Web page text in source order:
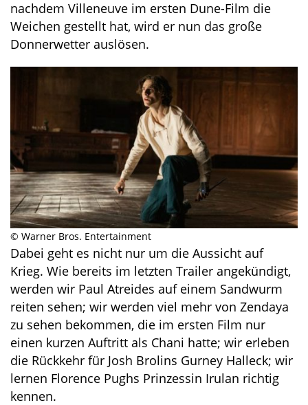
nachdem Villeneuve im ersten Dune-Film die
Weichen gestellt hat, wird er nun das große
Donnerwetter auslösen.
© Warner Bros. Entertainment
Dabei geht es nicht nur um die Aussicht auf
Krieg. Wie bereits im letzten Trailer angekündigt,
werden wir Paul Atreides auf einem Sandwurm
reiten sehen; wir werden viel mehr von Zendaya
zu sehen bekommen, die im ersten Film nur
einen kurzen Auftritt als Chani hatte; wir erleben
die Rückkehr für Josh Brolins Gurney Halleck; wir
lernen Florence Pughs Prinzessin Irulan richtig
kennen.